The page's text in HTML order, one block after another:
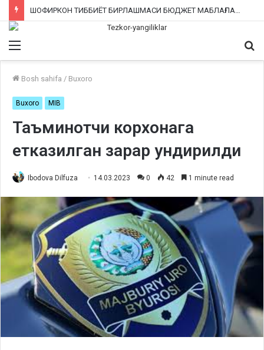
ШОФИРКОН ТИББИЁТ БИРЛАШМАСИ БЮДЖЕТ МАБЛАҒЛАРИНИ ТАЛОН-ТАРОЖ ҚИЛИНГАНИ РОСТМИ?
Menu
Bosh sahifa / Buxoro
Buxoro MIB
Таъминотчи корхонага
етказилган зарар ундирилди
Ibodova Dilfuza 14.03.2023 0 42 1 minute read